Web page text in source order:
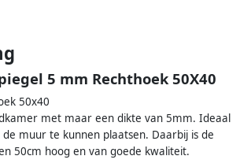
5 mm Rechthoek 50X40
50x40
met maar een dikte van 5mm. Ideaal
muur te kunnen plaatsen. Daarbij is de
50cm hoog en van goede kwaliteit.